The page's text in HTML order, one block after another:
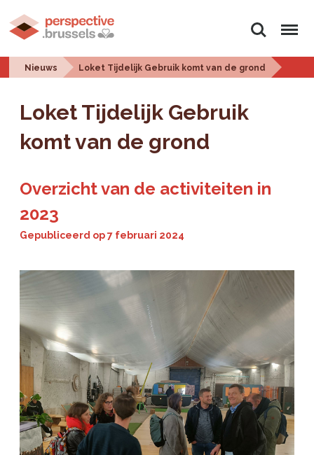
Zoeken Menu
Nieuws Loket Tijdelijk Gebruik komt van de grond
Loket Tijdelijk Gebruik
komt van de grond
Overzicht van de activiteiten in
2023
Gepubliceerd op7 februari 2024